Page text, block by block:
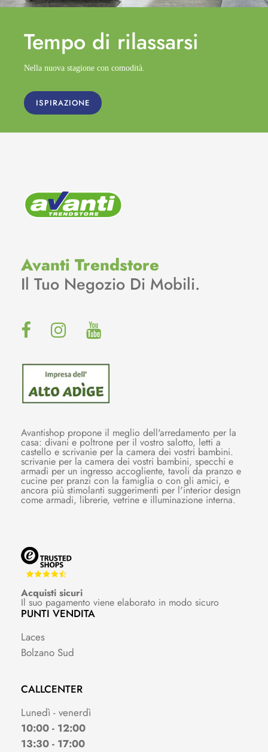
Tempo di rilassarsi
Nella nuova stagione con comodità.
ISPIRAZIONE
Avanti Trendstore
Il Tuo Negozio Di Mobili.
Avantishop propone il meglio dell'arredamento per la
casa: divani e poltrone per il vostro salotto, letti a
castello e scrivanie per la camera dei vostri bambini.
scrivanie per la camera dei vostri bambini, specchi e
armadi per un ingresso accogliente, tavoli da pranzo e
cucine per pranzi con la famiglia o con gli amici, e
ancora più stimolanti suggerimenti per l'interior design
come armadi, librerie, vetrine e illuminazione interna.
Acquisti sicuri
Il suo pagamento viene elaborato in modo sicuro
PUNTI VENDITA
Laces
Bolzano Sud
CALLCENTER
Lunedì - venerdì
10:00 - 12:00
13:30 - 17:00